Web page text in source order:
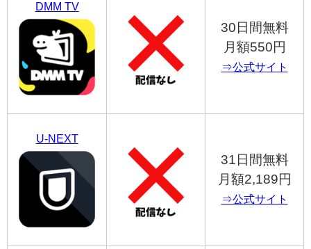
DMM TV
30日間無料
月額550円
⇒公式サイト
U-NEXT
31日間無料
月額2,189円
⇒公式サイト